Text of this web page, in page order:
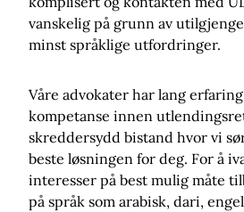
vanskelig på grunn av
minst språklige utfordringer.
Våre advokater har lang
kompetanse innen
skreddersydd bistand hvor vi
beste løsningen for deg. For å
interesser på best mulig måte
på språk som arabisk, dari,